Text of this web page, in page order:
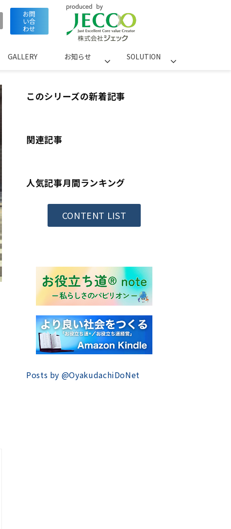
お問
い合
わせ
GALLERY お知らせ SOLUTION
このシリーズの新着記事
関連記事
人気記事月間ランキング
CONTENT LIST
Posts by @OyakudachiDoNet